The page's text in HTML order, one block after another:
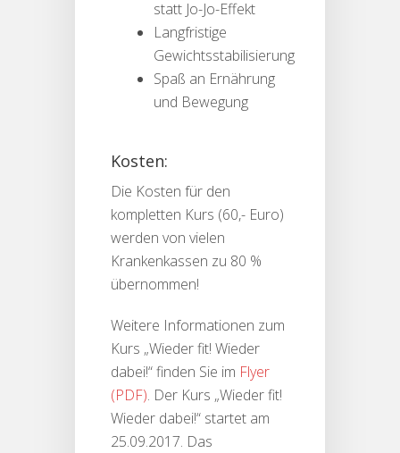
statt Jo-Jo-Effekt
Langfristige
Gewichtsstabilisierung
Spaß an Ernährung
und Bewegung
Kosten:
Die Kosten für den
kompletten Kurs (60,- Euro)
werden von vielen
Krankenkassen zu 80 %
übernommen!
Weitere Informationen zum
Kurs „Wieder fit! Wieder
dabei!“ finden Sie im Flyer
. Der Kurs „Wieder fit!
Wieder dabei!“ startet am
25.09.2017. Das